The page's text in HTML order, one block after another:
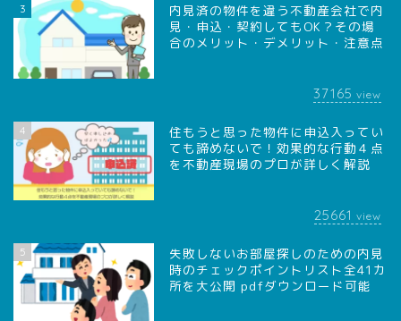
3
内見済の物件を違う不動産会社で内
見・申込・契約してもOK？その場
合のメリット・デメリット・注意点
37165 view
4
住もうと思った物件に申込入ってい
ても諦めないで！効果的な行動４点
を不動産現場のプロが詳しく解説
25661 view
5
失敗しないお部屋探しのための内見
時のチェックポイントリスト全41カ
所を大公開 pdfダウンロード可能